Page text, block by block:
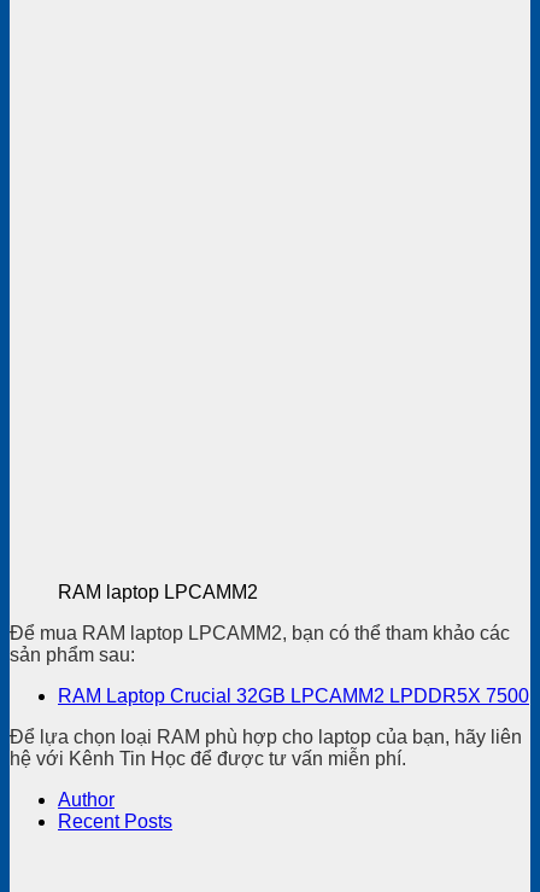
RAM laptop LPCAMM2
Để mua RAM laptop LPCAMM2, bạn có thể tham khảo các
sản phẩm sau:
RAM Laptop Crucial 32GB LPCAMM2 LPDDR5X 7500
Để lựa chọn loại RAM phù hợp cho laptop của bạn, hãy liên
hệ với Kênh Tin Học để được tư vấn miễn phí.
Author
Recent Posts